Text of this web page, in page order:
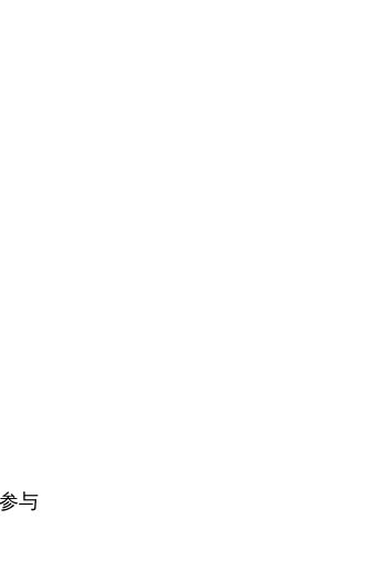
与